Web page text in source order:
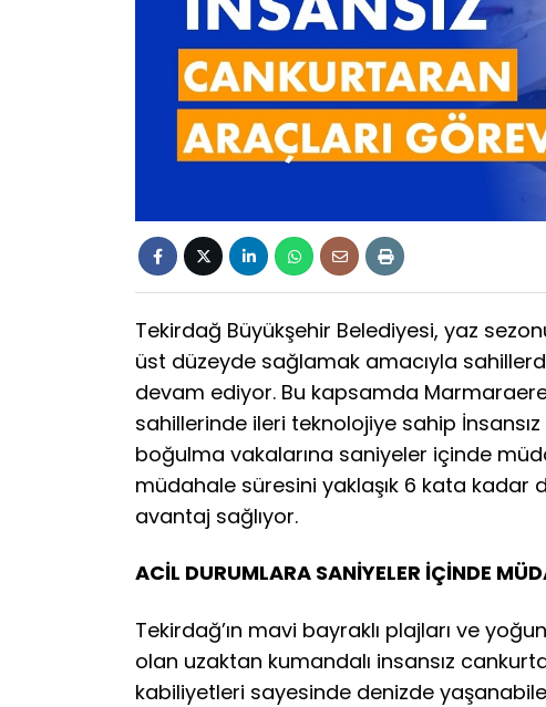
Tekirdağ Büyükşehir Belediyesi, yaz
üst düzeyde sağlamak amacıyla
devam ediyor. Bu kapsamda
sahillerinde ileri teknolojiye sahip İnsansız
boğulma vakalarına saniyeler içinde
müdahale süresini yaklaşık 6 kata kadar
avantaj sağlıyor.
ACİL DURUMLARA SANİYELER İÇİNDE
Tekirdağ’ın mavi bayraklı plajları ve
olan uzaktan kumandalı insansız
kabiliyetleri sayesinde denizde